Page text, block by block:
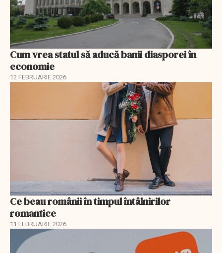
Cum vrea statul să aducă banii diasporei în
economie
12 FEBRUARIE 2026
Ce beau românii în timpul întâlnirilor
romantice
11 FEBRUARIE 2026